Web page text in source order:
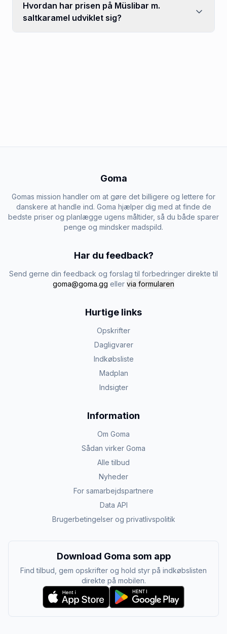
Hvordan har prisen på Müslibar m.
saltkaramel udviklet sig?
Goma
Gomas mission handler om at gøre det billigere og lettere for
danskere at handle ind. Goma hjælper dig med at finde de
bedste priser og planlægge ugens måltider, så du både sparer
penge og mindsker madspild.
Har du feedback?
Send gerne din feedback og forslag til forbedringer direkte til
goma@goma.gg eller via formularen
Hurtige links
Opskrifter
Dagligvarer
Indkøbsliste
Madplan
Indsigter
Information
Om Goma
Sådan virker Goma
Alle tilbud
Nyheder
For samarbejdspartnere
Data API
Brugerbetingelser og privatlivspolitik
Download Goma som app
Find tilbud, gem opskrifter og hold styr på indkøbslisten
direkte på mobilen.